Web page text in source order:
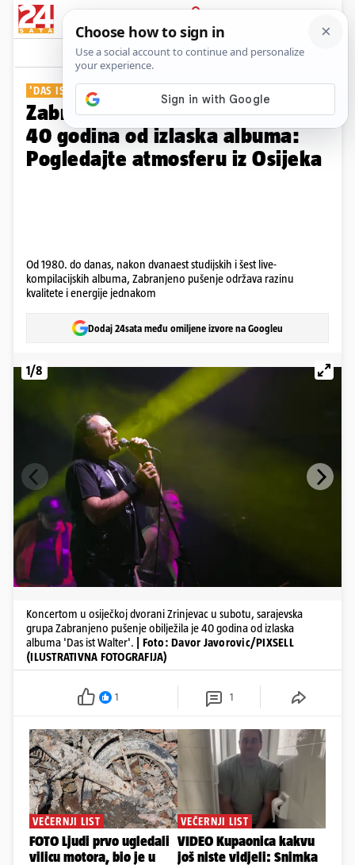
PRIJAVA
Galerija Komentari
'DAS IST WALTER'
Zabranjeno pušenje obilježilo
40 godina od izlaska albuma:
Pogledajte atmosferu iz Osijeka
Od 1980. do danas, nakon dvanaest studijskih i šest live-
kompilacijskih albuma, Zabranjeno pušenje održava razinu
kvalitete i energije jednakom
Dodaj 24sata među omiljene izvore na Googleu
1/8
Koncertom u osiječkoj dvorani Zrinjevac u subotu, sarajevska
grupa Zabranjeno pušenje obilježila je 40 godina od izlaska
albuma 'Das ist Walter'.
| Foto: Davor Javorovic/PIXSELL
(ILUSTRATIVNA FOTOGRAFIJA)
1 1